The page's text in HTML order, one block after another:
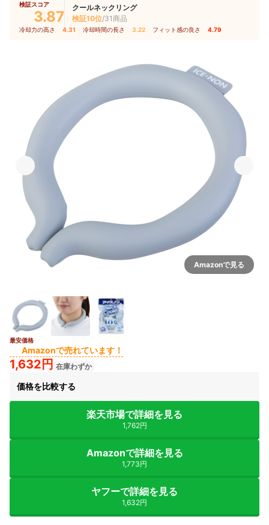
検証スコア
3.87
クールネックリング
検証10位/31商品
冷却力の高さ 4.31 冷却時間の長さ 3.22 フィット感の良さ 4.79
Amazonで見る
最安価格
Amazonで売れています！
1,632円 在庫わずか
価格を比較する
楽天市場で詳細を見る
1,762円
Amazonで詳細を見る
1,773円
ヤフーで詳細を見る
1,632円